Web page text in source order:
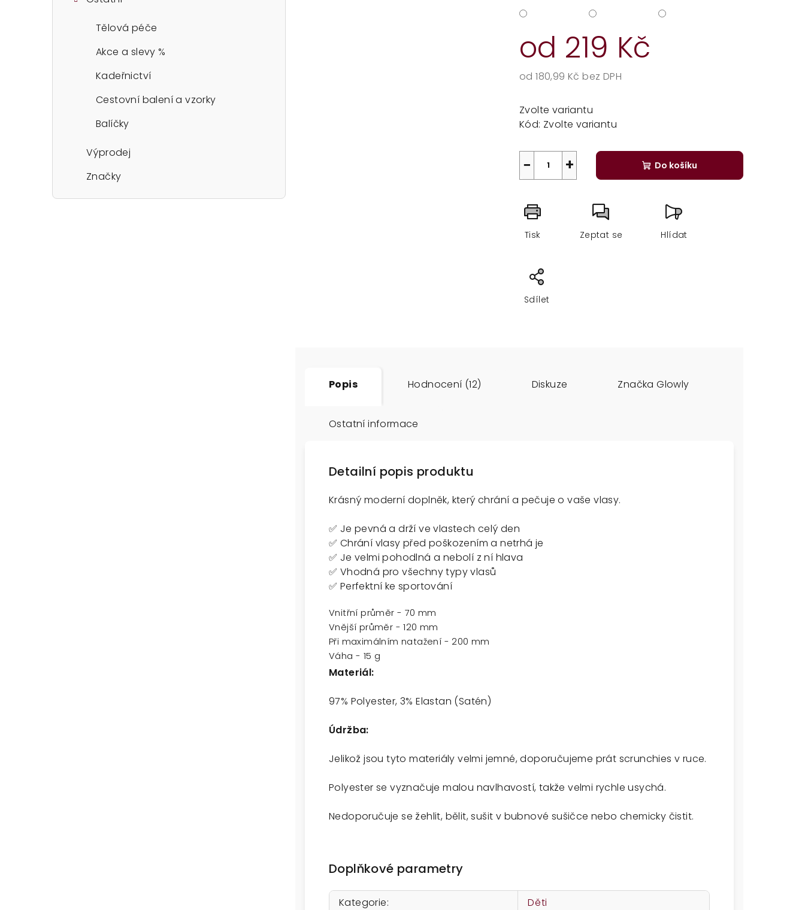
Tělová péče
Akce a slevy %
Kadeřnictví
Cestovní balení a vzorky
Balíčky
Výprodej
Značky
od 219 Kč
od180,99 Kč bez DPH
cena:
Zvolte variantu
Kód: Zvolte variantu
+
− Do košíku
Tisk Zeptat se Hlídat
Sdílet
Popis Hodnocení (12) Diskuze Značka Glowly
Ostatní informace
Detailní popis produktu
Krásný moderní doplněk, který chrání a pečuje o vaše vlasy.
✅ Je pevná a drží ve vlastech celý den
✅ Chrání vlasy před poškozením a netrhá je
✅ Je velmi pohodlná a nebolí z ní hlava
✅ Vhodná pro všechny typy vlasů
✅ Perfektní ke sportování
Vnitřní průměr - 70mm
Vnější průměr -120mm
Při maximálním natažení - 200mm
Váha - 15 g
Materiál:
97% Polyester, 3% Elastan (Satén)
Údržba:
Jelikož jsou tyto materiály velmi jemné, doporučujeme prát scrunchies v ruce.
Polyester se vyznačuje malou navlhavostí, takže velmi rychle usychá.
Nedoporučuje se žehlit, bělit, sušit v bubnové sušičce nebo chemicky čistit.
Doplňkové parametry
Kategorie:
Děti